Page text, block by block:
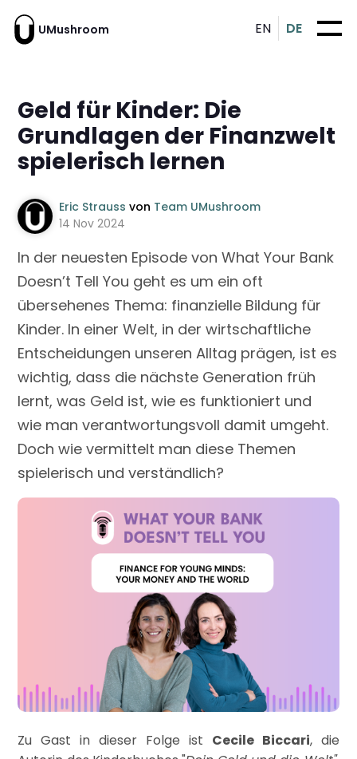
UMushroom EN DE
Geld für Kinder: Die
Grundlagen der Finanzwelt
spielerisch lernen
Eric Straussvon Team UMushroom
14 Nov 2024
In der neuesten Episode von What Your Bank
Doesn’t Tell You geht es um ein oft
übersehenes Thema: finanzielle Bildung für
Kinder. In einer Welt, in der wirtschaftliche
Entscheidungen unseren Alltag prägen, ist es
wichtig, dass die nächste Generation früh
lernt, was Geld ist, wie es funktioniert und
wie man verantwortungsvoll damit umgeht.
Doch wie vermittelt man diese Themen
spielerisch und verständlich?
Zu Gast in dieser Folge ist Cecile Biccari, die